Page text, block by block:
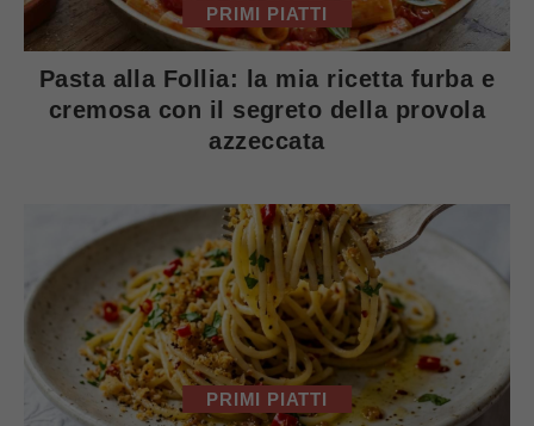
PRIMI PIATTI
Pasta alla Follia: la mia ricetta furba e
cremosa con il segreto della provola
azzeccata
PRIMI PIATTI